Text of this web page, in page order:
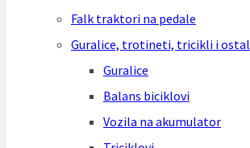
Falk traktori na pedale
Guralice, trotineti, tricikli i
Guralice
Balans biciklovi
Vozila na akumulator